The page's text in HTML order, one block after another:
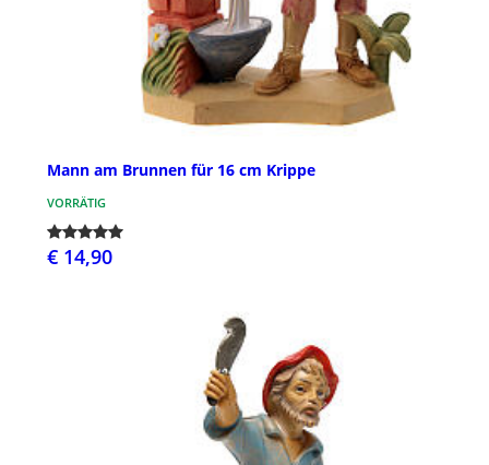
Mann am Brunnen für 16 cm Krippe
VORRÄTIG
€ 14,90